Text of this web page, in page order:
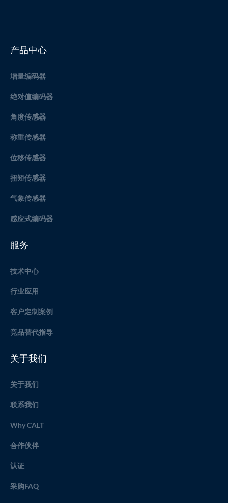
产品中心
增量编码器
绝对值编码器
角度传感器
称重传感器
位移传感器
扭矩传感器
气象传感器
感应式编码器
服务
技术中心
行业应用
客户定制案例
竞品替代指导
关于我们
关于我们
联系我们
Why CALT
合作伙伴
认证
采购FAQ